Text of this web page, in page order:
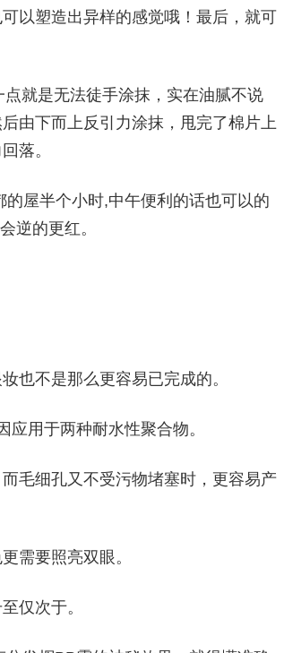
以塑造出异样的感觉哦！最后，就可
就是无法徒手涂抹，实在油腻不说
由下而上反引力涂抹，甩完了棉片上
落。
屋半个小时,中午便利的话也可以的
逆的更红。
也不是那么更容易已完成的。
用于两种耐水性聚合物。
毛细孔又不受污物堵塞时，更容易产
需要照亮双眼。
仅次于。